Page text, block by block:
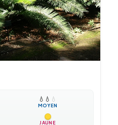
💧 💧 💧
MOYEN
JAUNE